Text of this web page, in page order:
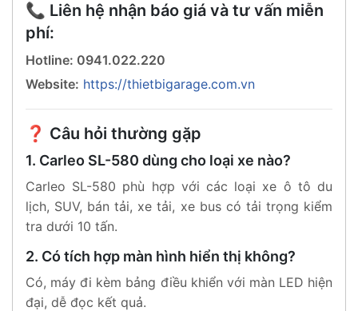
📞 Liên hệ nhận báo giá và tư vấn miễn
phí:
Hotline: 0941.022.220
Website: https://thietbigarage.com.vn
❓ Câu hỏi thường gặp
1. Carleo SL-580 dùng cho loại xe nào?
Carleo SL-580 phù hợp với các loại xe ô tô du
lịch, SUV, bán tải, xe tải, xe bus có tải trọng kiểm
tra dưới 10 tấn.
2. Có tích hợp màn hình hiển thị không?
Có, máy đi kèm bảng điều khiển với màn LED hiện
đại, dễ đọc kết quả.